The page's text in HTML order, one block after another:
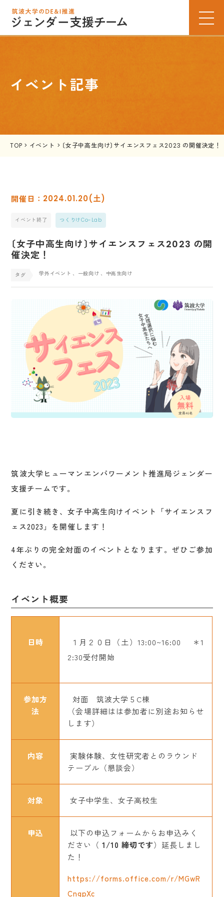
イベント記事
TOP > イベント > 〔女子中高生向け〕サイエンスフェス2023 の開催決定！
2024.01.20(土)
イベント終了 つくりけCo-Lab
〔女子中高生向け〕サイエンスフェス2023 の開
催決定！
学外イベント 、一般向け 、中高生向け
筑波大学ヒューマンエンパワーメント推進局ジェンダー
支援チームです。
夏に引き続き、女子中高生向けイベント「サイエンスフ
ェス2023」を開催します！
4年ぶりの完全対面のイベントとなります。ぜひご参加
ください。
イベント概要
日時
１月２０日（土）13:00~16:00 ＊1
2:30受付開始
参加方
法
対面 筑波大学５C棟
（会場詳細はは参加者に別途お知らせ
します）
内容
実験体験、女性研究者とのラウンド
テーブル（懇談会）
対象 女子中学生、女子高校生
申込
以下の申込フォームからお申込みく
ださい（1/10 締切です）延長しまし
た！
https://forms.office.com/r/MGwR
CngpXc